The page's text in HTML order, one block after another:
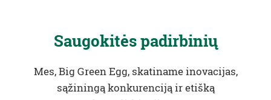
Saugokitės padirbinių
Mes, Big Green Egg, skatiname inovacijas,
sąžiningą konkurenciją ir etišką